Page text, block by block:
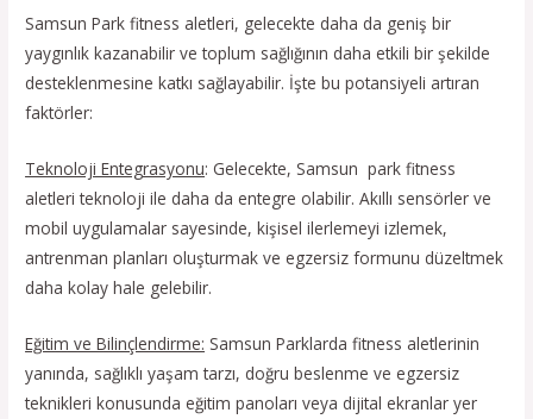
Samsun Park fitness aletleri, gelecekte daha da geniş bir
yaygınlık kazanabilir ve toplum sağlığının daha etkili bir şekilde
desteklenmesine katkı sağlayabilir. İşte bu potansiyeli artıran
faktörler:
Teknoloji Entegrasyonu: Gelecekte, Samsun park fitness
aletleri teknoloji ile daha da entegre olabilir. Akıllı sensörler ve
mobil uygulamalar sayesinde, kişisel ilerlemeyi izlemek,
antrenman planları oluşturmak ve egzersiz formunu düzeltmek
daha kolay hale gelebilir.
Eğitim ve Bilinçlendirme: Samsun Parklarda fitness aletlerinin
yanında, sağlıklı yaşam tarzı, doğru beslenme ve egzersiz
teknikleri konusunda eğitim panoları veya dijital ekranlar yer